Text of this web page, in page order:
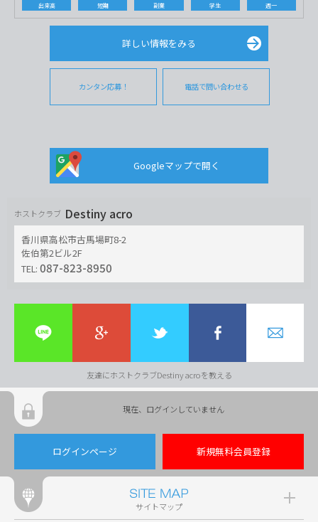
出来高 短期 副業 学生 週一
詳しい情報をみる
カンタン応募！ 電話で問い合わせる
Googleマップで開く
ホストクラブ Destiny acro
香川県高松市古馬場町8-2
佐伯第2ビル2F
TEL: 087-823-8950
友達にホストクラブDestiny acroを教える
現在、ログインしていません
ログインページ 新規無料会員登録
サイトマップ